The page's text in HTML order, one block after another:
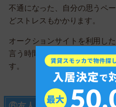
不通になった、自分の思うペ
どストレスもかかります。
オークションサイトを利用し
言う時間が限られている中で
す。